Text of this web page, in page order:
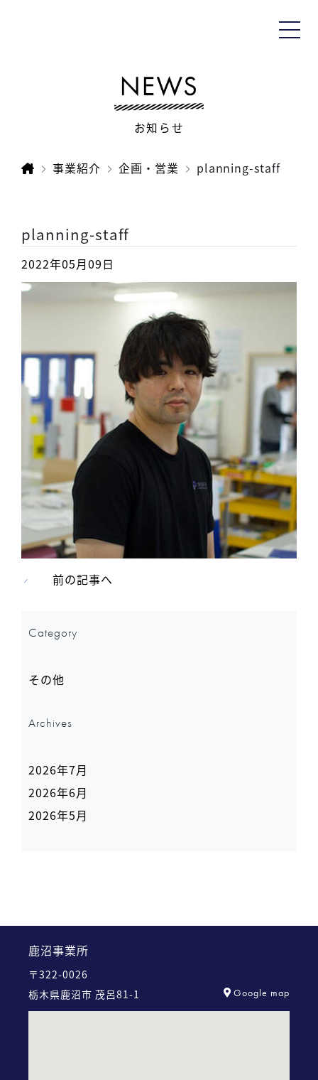
お知らせ
事業紹介 企画・営業 planning-staff
planning-staff
2022年05月09日
前の記事へ
Category
その他
Archives
2026年7月
2026年6月
2026年5月
鹿沼事業所
〒322-0026
栃木県鹿沼市 茂呂81-1
Google map